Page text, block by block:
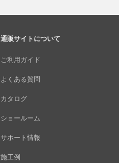
通販サイトについて
ご利用ガイド
よくある質問
カタログ
ショールーム
サポート情報
施工例